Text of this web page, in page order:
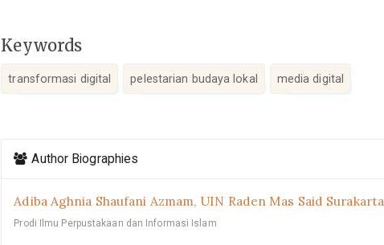
Keywords
transformasi digital pelestarian budaya lokal media digital
Details
Author Biographies
Adiba Aghnia Shaufani Azmam, UIN Raden Mas Said Surakarta
Prodi Ilmu Perpustakaan dan Informasi Islam